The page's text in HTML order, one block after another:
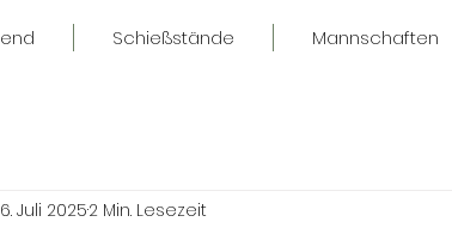
Schießstände Mannschaften
Juli 20252 Min. Lesezeit